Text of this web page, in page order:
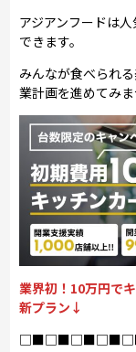
アジアンフードは
できます。
みんなが食べられ
業計画を進めてみま
業界初！10万円で
新プラン↓